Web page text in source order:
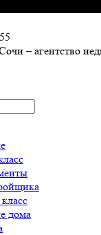
– агентство
дома